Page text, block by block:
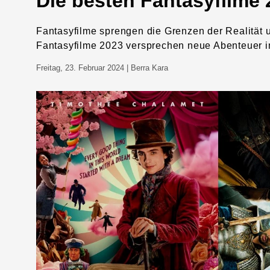
Fantasyfilme sprengen die Grenzen der Realität
Fantasyfilme 2023 versprechen neue Abenteuer
Freitag, 23. Februar 2024 | Berra Kara